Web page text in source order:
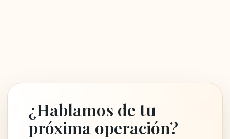
¿Hablamos de tu
próxima operación?